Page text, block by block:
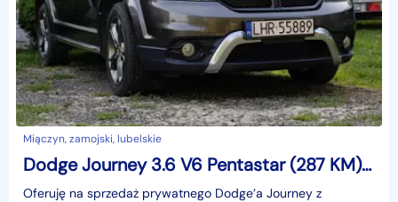
Miączyn, zamojski, lubelskie
Dodge Journey 3.6 V6 Pentastar (287 KM) AWD – 7 Miejsc
Oferuję na sprzedaż prywatnego Dodge’a Journey z